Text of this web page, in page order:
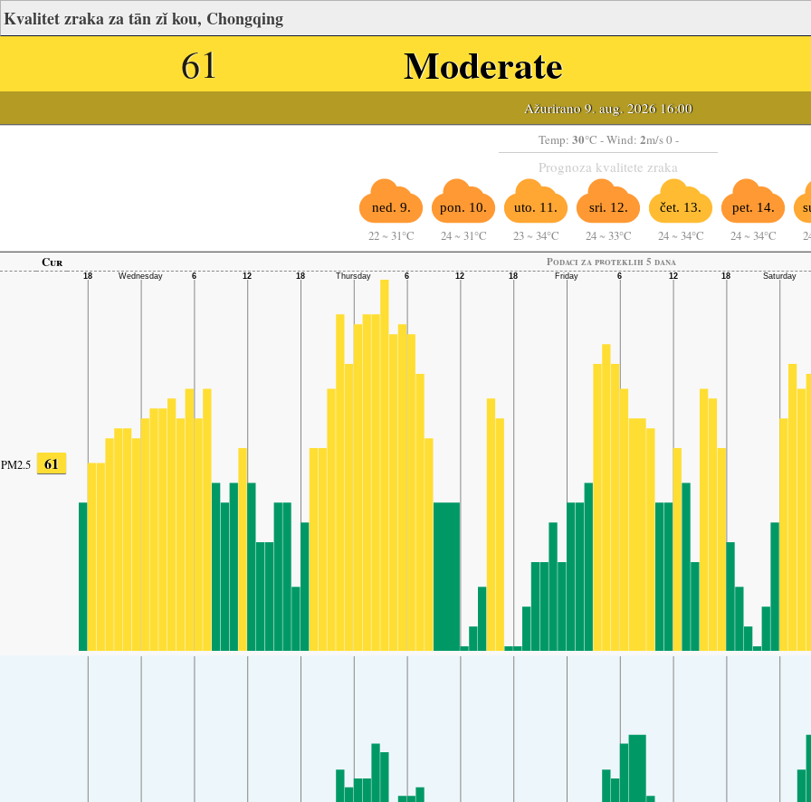
Kvalitet zraka za tān zǐ kou, Chongqing
61 Moderate
Ažurirano 9. aug. 2026 16:00
Temp: 30°C - Wind: 2m/s 0 -
Prognoza kvalitete zraka
ned. 9.
22 ~ 31°C
pon. 10.
24 ~ 31°C
uto. 11.
23 ~ 34°C
sri. 12.
24 ~ 33°C
čet. 13.
24 ~ 34°C
pet. 14.
24 ~ 34°C
Cur
Podaci za proteklih 5 dana
PM2.5 61